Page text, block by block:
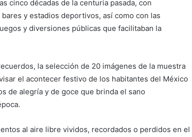
cinco décadas de la centuria pasada, con
y estadios deportivos, así como con las
y diversiones públicas que facilitaban la
la selección de 20 imágenes de la muestra
el acontecer festivo de los habitantes del México
de alegría y de goce que brinda el sano
al aire libre vividos, recordados o perdidos en el